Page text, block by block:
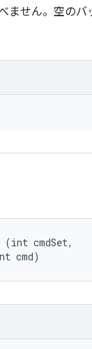
ません。空のバ
(int cmdSet,
cmd)